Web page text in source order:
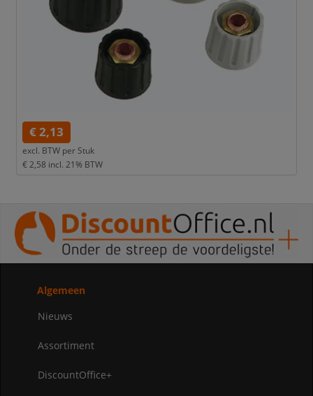
€ 2,13
excl. BTW per Stuk
€ 2,58 incl. 21% BTW
Algemeen
Nieuws
Assortiment
DiscountOffice+